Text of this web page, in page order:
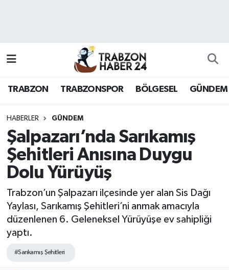
TRABZON TRABZONSPOR BÖLGESEL GÜNDEM
HABERLER GÜNDEM
Şalpazarı’nda Sarıkamış
Şehitleri Anısına Duygu
Dolu Yürüyüş
Trabzon’un Şalpazarı ilçesinde yer alan Sis Dağı
Yaylası, Sarıkamış Şehitleri’ni anmak amacıyla
düzenlenen 6. Geleneksel Yürüyüşe ev sahipliği
yaptı.
#Sarıkamış Şehitleri
Hava Durumu
Namaz Vakitleri
Trafik Durumu
Süper Lig Puan Durumu ve Fikstür
Tüm Manşetler
Son Dakika Haberleri
Haber Arşivi